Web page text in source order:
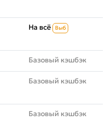
На всё Выб
Базовый кэшбэк
Базовый кэшбэк
Базовый кэшбэк